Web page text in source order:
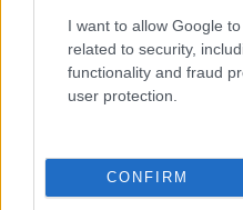
I want to allow Google
related to security,
functionality and fraud
user protection.
CONFIRM
Aγαπά το σινεμά, τις γάτες,
έξοδο για μπίρες και
ξεπεράσεις την
συμμετάσχει σε